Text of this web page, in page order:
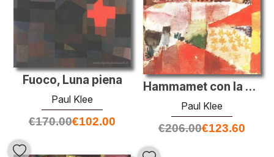
Hammamet con la moschea
Paul Klee
€206.00€123.60
Fuoco, Luna piena
Paul Klee
€170.00€102.00